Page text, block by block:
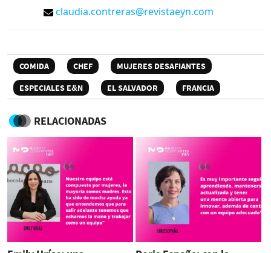
claudia.contreras@revistaeyn.com
COMIDA CHEF
MUJERES DESAFIANTES
ESPECIALES E&N
EL SALVADOR FRANCIA
RELACIONADAS